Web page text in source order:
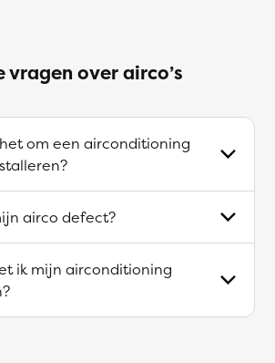
vragen over airco’s
om een airconditioning
airco defect?
ik mijn airconditioning